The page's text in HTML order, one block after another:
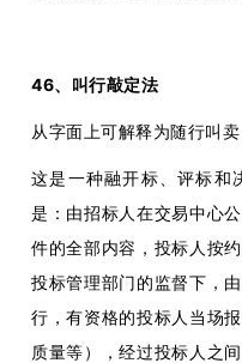
46、叫行敲定法
从字面上可解释为随行叫卖
这是一种融开标、评标和
是：由招标人在交易中心
件的全部内容，投标人按
投标管理部门的监督下，
行，有资格的投标人当场
质量等），经过投标人之